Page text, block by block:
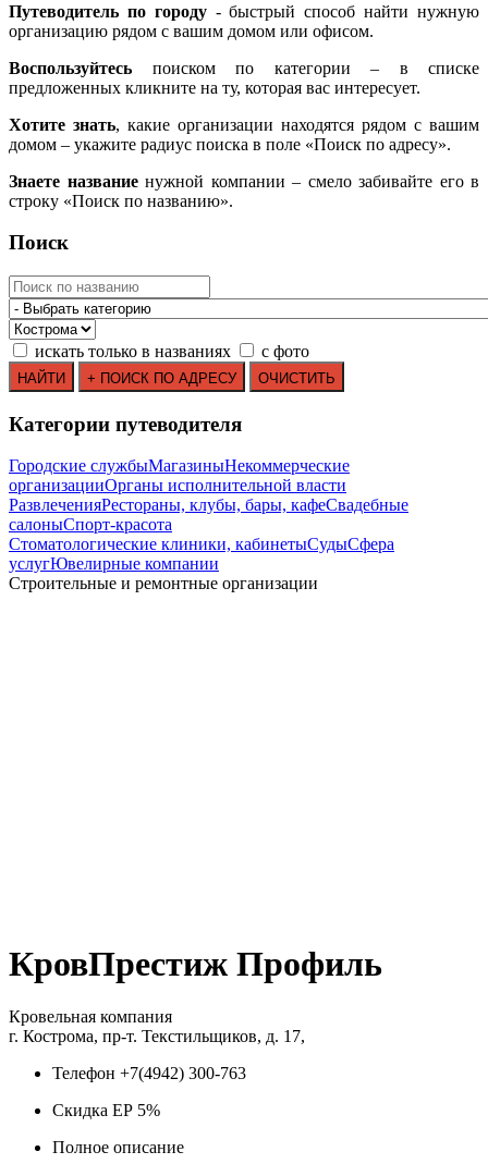
Путеводитель по городу- быстрый способ найти нужную
организацию рядом с вашим домом или офисом.
Воспользуйтесь поиском по категории – в списке
предложенных кликните на ту, которая вас интересует.
Хотите знать, какие организации находятся рядом с вашим
домом – укажите радиус поиска в поле «Поиск по адресу».
Знаете названиенужной компании – смело забивайте его в
строку «Поиск по названию».
Поиск
искать только в названиях с фото
Категории путеводителя
Городские службыМагазиныНекоммерческие
организацииОрганы исполнительной власти
РазвлеченияРестораны, клубы, бары, кафеСвадебные
салоныСпорт-красота
Стоматологические клиники, кабинетыСудыСфера
услугЮвелирные компании
Строительные и ремонтные организации
КровПрестиж Профиль
Кровельная компания
г. Кострома, пр-т. Текстильщиков, д. 17,
Телефон +7(4942) 300-763
Скидка ЕР 5%
Полное описание